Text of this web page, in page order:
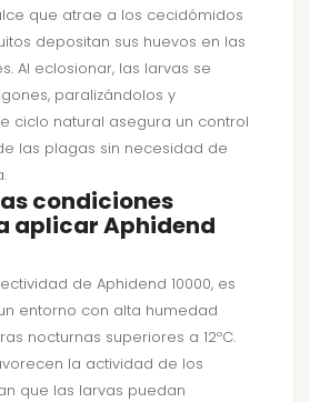
que atrae a los cecidómidos
depositan sus huevos en las
Al eclosionar, las larvas se
paralizándolos y
ciclo natural asegura un control
las plagas sin necesidad de
condiciones
aplicar Aphidend
de Aphidend 10000, es
entorno con alta humedad
nocturnas superiores a 12ºC.
la actividad de los
que las larvas puedan